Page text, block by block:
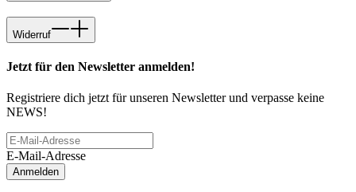
Widerruf
Jetzt für den Newsletter anmelden!
Registriere dich jetzt für unseren Newsletter und verpasse keine
NEWS!
E-Mail-Adresse
Anmelden